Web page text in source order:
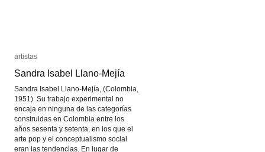
artistas
Sandra Isabel Llano-Mejía
Sandra Isabel Llano-Mejía, (Colombia,
1951). Su trabajo experimental no
encaja en ninguna de las categorías
construidas en Colombia entre los
años sesenta y setenta, en los que el
arte pop y el conceptualismo social
eran las tendencias. En lugar de
artistas
Sandra Isabel Llano-Mejía